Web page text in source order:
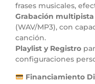
frases musicales,
Grabación multipista
(WAV/MP3), con
canción.
Playlist y Registro
configuraciones
Financiamiento